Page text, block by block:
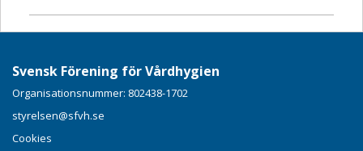
Svensk Förening för Vårdhygien
Organisationsnummer: 802438-1702
styrelsen@sfvh.se
Cookies